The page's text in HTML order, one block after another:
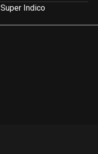
Super Indico